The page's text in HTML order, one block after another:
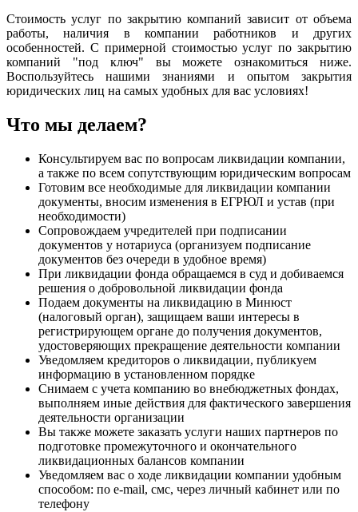
Стоимость услуг по закрытию компаний зависит от объема
работы, наличия в компании работников и других
особенностей. С примерной стоимостью услуг по закрытию
компаний "под ключ" вы можете ознакомиться ниже.
Воспользуйтесь нашими знаниями и опытом закрытия
юридических лиц на самых удобных для вас условиях!
Что мы делаем?
Консультируем вас по вопросам ликвидации компании,
а также по всем сопутствующим юридическим вопросам
Готовим все необходимые для ликвидации компании
документы, вносим изменения в ЕГРЮЛ и устав (при
необходимости)
Сопровождаем учредителей при подписании
документов у нотариуса (организуем подписание
документов без очереди в удобное время)
При ликвидации фонда обращаемся в суд и добиваемся
решения о добровольной ликвидации фонда
Подаем документы на ликвидацию в Минюст
(налоговый орган), защищаем ваши интересы в
регистрирующем органе до получения документов,
удостоверяющих прекращение деятельности компании
Уведомляем кредиторов о ликвидации, публикуем
информацию в установленном порядке
Снимаем с учета компанию во внебюджетных фондах,
выполняем иные действия для фактического завершения
деятельности организации
Вы также можете заказать услуги наших партнеров по
подготовке промежуточного и окончательного
ликвидационных балансов компании
Уведомляем вас о ходе ликвидации компании удобным
способом: по e-mail, смс, через личный кабинет или по
телефону